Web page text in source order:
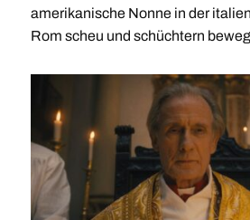
amerikanische Nonne in der
Rom scheu und schüchtern